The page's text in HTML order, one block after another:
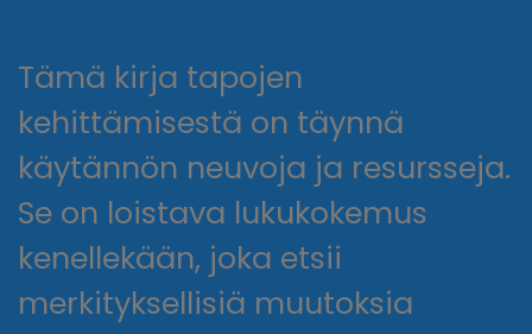
Tämä kirja tapojen
kehittämisestä on täynnä
käytännön neuvoja ja resursseja.
Se on loistava lukukokemus
kenellekään, joka etsii
merkityksellisiä muutoksia